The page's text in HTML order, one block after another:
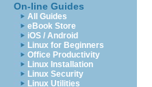
On-line Guides
All Guides
eBook Store
iOS / Android
Linux for Beginners
Office Productivity
Linux Installation
Linux Security
Linux Utilities